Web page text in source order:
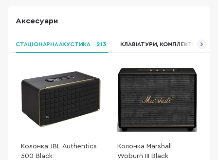
Аксесуари
СТАЦІОНАРНА АКУСТИКА 213 КЛАВІАТУРИ, КОМПЛЕКТИ
Колонка JBL Authentics
500 Black
Колонка Marshall
Woburn III Black